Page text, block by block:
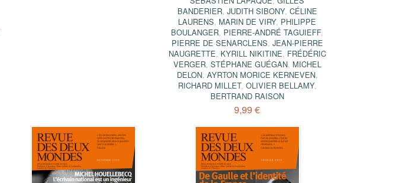
BANDERIER, JUDITH SIBONY, CÉLINE
LAURENS, MARIN DE VIRY, PHILIPPE
BOULANGER, PIERRE-ANDRÉ TAGUIEFF,
PIERRE DE SENARCLENS, JEAN-PIERRE
NAUGRETTE, KYRILL NIKITINE, FRÉDÉRIC
VERGER, STÉPHANE GUÉGAN, MICHEL
DELON, AYRTON MORICE KERNEVEN,
RICHARD MILLET, OLIVIER BELLAMY,
BERTRAND RAISON
9,99 €